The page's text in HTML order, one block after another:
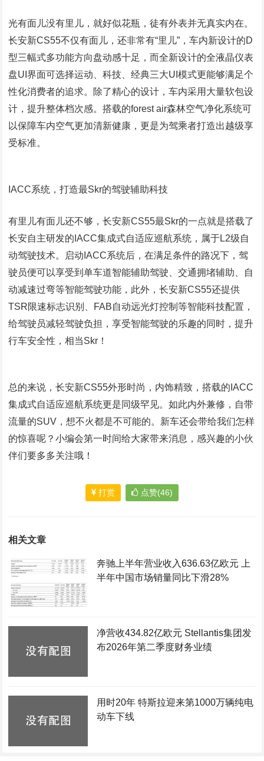
光有面儿没有里儿，就好似花瓶，徒有外表并无真实内在。
长安新CS55不仅有面儿，还非常有“里儿”，车内新设计的D
型三幅式多功能方向盘动感十足，而全新设计的全液晶仪表
盘UI界面可选择运动、科技、经典三大UI模式更能够满足个
性化消费者的追求。除了精心的设计，车内采用大量软包设
计，提升整体档次感。搭载的forest air森林空气净化系统可
以保障车内空气更加清新健康，更是为驾乘者打造出越级享
受标准。
IACC系统，打造最Skr的驾驶辅助科技
有里儿有面儿还不够，长安新CS55最Skr的一点就是搭载了
长安自主研发的IACC集成式自适应巡航系统，属于L2级自
动驾驶技术。启动IACC系统后，在满足条件的路况下，驾
驶员便可以享受到单车道智能辅助驾驶、交通拥堵辅助、自
动减速过弯等智能驾驶功能，此外，长安新CS55还提供
TSR限速标志识别、FAB自动远光灯控制等智能科技配置，
给驾驶员减轻驾驶负担，享受智能驾驶的乐趣的同时，提升
行车安全性，相当Skr！
总的来说，长安新CS55外形时尚，内饰精致，搭载的IACC
集成式自适应巡航系统更是同级罕见。如此内外兼修，自带
流量的SUV，想不火都是不可能的。新车还会带给我们怎样
的惊喜呢？小编会第一时间给大家带来消息，感兴趣的小伙
伴们要多多关注哦！
打赏 点赞(46)
相关文章
奔驰上半年营业收入636.63亿欧元 上
半年中国市场销量同比下滑28%
净营收434.82亿欧元 Stellantis集团发
布2026年第二季度财务业绩
用时20年 特斯拉迎来第1000万辆纯电
动车下线